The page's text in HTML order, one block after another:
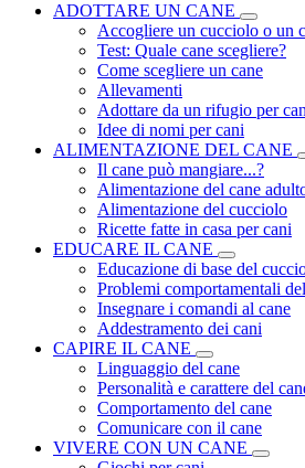
ADOTTARE UN CANE
Accogliere un cucciolo o un
Test: Quale cane scegliere?
Come scegliere un cane
Allevamenti
Adottare da un rifugio per
Idee di nomi per cani
ALIMENTAZIONE DEL CANE
Il cane può mangiare...?
Alimentazione del cane
Alimentazione del cucciolo
Ricette fatte in casa per cani
EDUCARE IL CANE
Educazione di base del
Problemi comportamentali
Insegnare i comandi al cane
Addestramento dei cani
CAPIRE IL CANE
Linguaggio del cane
Personalità e carattere del
Comportamento del cane
Comunicare con il cane
VIVERE CON UN CANE